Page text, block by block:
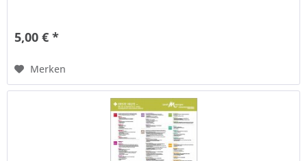
5,00 € *
Merken